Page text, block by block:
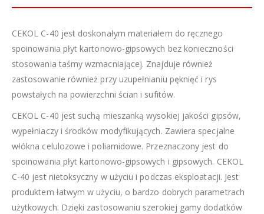
CEKOL C-40 jest doskonałym materiałem do ręcznego
spoinowania płyt kartonowo-gipsowych bez konieczności
stosowania taśmy wzmacniającej. Znajduje również
zastosowanie również przy uzupełnianiu pęknięć i rys
powstałych na powierzchni ścian i sufitów.
CEKOL C-40 jest suchą mieszanką wysokiej jakości gipsów,
wypełniaczy i środków modyfikujących. Zawiera specjalne
włókna celulozowe i poliamidowe. Przeznaczony jest do
spoinowania płyt kartonowo-gipsowych i gipsowych. CEKOL
C-40 jest nietoksyczny w użyciu i podczas eksploatacji. Jest
produktem łatwym w użyciu, o bardzo dobrych parametrach
użytkowych. Dzięki zastosowaniu szerokiej gamy dodatków